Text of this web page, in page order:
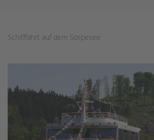
Schifffahrt auf dem Sorpesee